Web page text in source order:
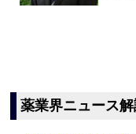
薬業界ニュース